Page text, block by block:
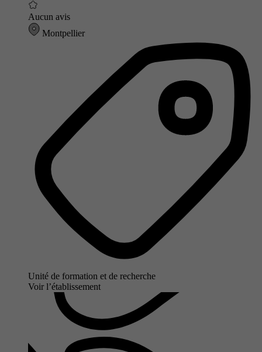
Aucun avis
Montpellier
Unité de formation et de recherche
Voir l’établissement